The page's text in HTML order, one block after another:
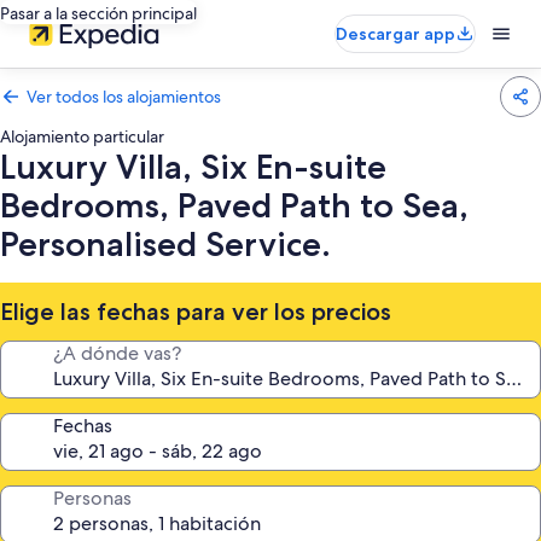
Pasar a la sección principal
Descargar app
Ver todos los alojamientos
Alojamiento particular
Luxury Villa, Six En-suite
Bedrooms, Paved Path to Sea,
Personalised Service.
Elige las fechas para ver los precios
¿A dónde vas?
Fechas
Personas